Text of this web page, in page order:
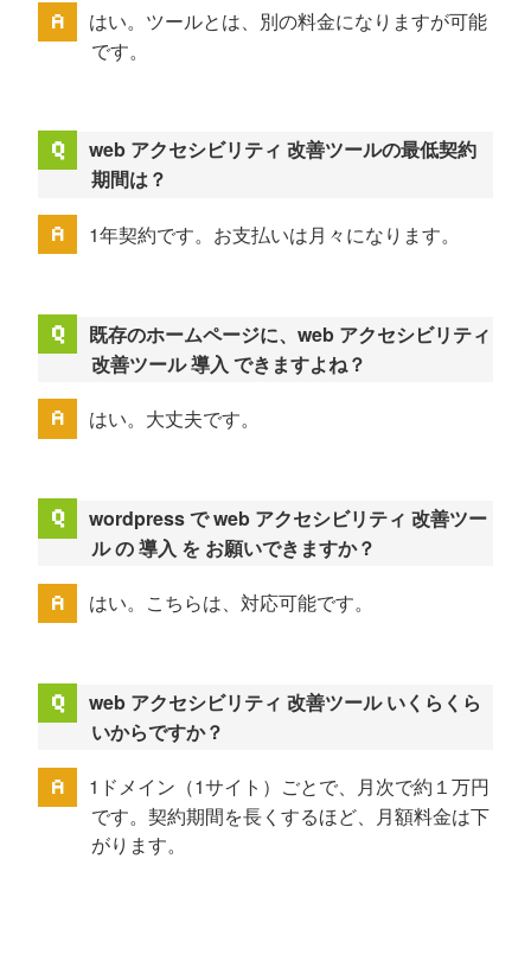
はい。ツールとは、別の料金になりますが可能
です。
web アクセシビリティ 改善ツールの最低契約
期間は？
1年契約です。お支払いは月々になります。
既存のホームページに、web アクセシビリティ
改善ツール 導入 できますよね？
はい。大丈夫です。
wordpress で web アクセシビリティ 改善ツー
ル の 導入 を お願いできますか？
はい。こちらは、対応可能です。
web アクセシビリティ 改善ツール いくらくら
いからですか？
1ドメイン（1サイト）ごとで、月次で約１万円
です。契約期間を長くするほど、月額料金は下
がります。